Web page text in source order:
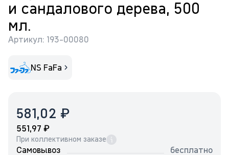
и сандалового дерева, 500
мл.
Артикул: 193-00080
NS FaFa
581,02 ₽
551,97 ₽
При коллективном заказе
Самовывоз
бесплатно